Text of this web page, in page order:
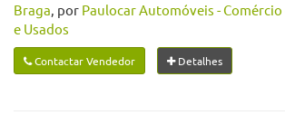
Braga, por Paulocar Automóveis -
e Usados
Contactar Vendedor Detalhes